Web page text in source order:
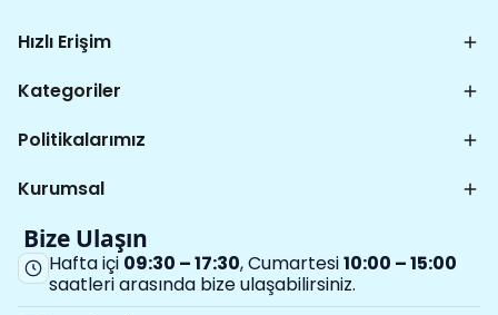
Hızlı Erişim
Kategoriler
Politikalarımız
Kurumsal
Bize Ulaşın
Hafta içi 09:30 – 17:30, Cumartesi10:00 – 15:00
saatleri arasında bize ulaşabilirsiniz.